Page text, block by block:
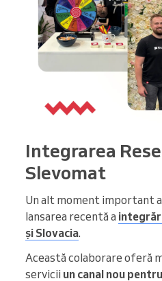
Integrarea
Slevomat
Un alt moment important
lansarea recentă a
și Slovacia.
Această colaborare oferă
servicii un canal nou